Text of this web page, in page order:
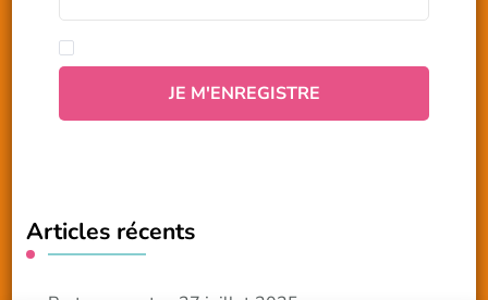
Articles récents